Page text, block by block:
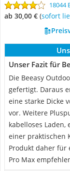
18044
ab 30,00 € ( Sofort
Unser Fazit für
Die Beeasy
gefertigt. Daraus
eine starke Dicke
vor. Weitere
kabelloses
einer praktischen
Produkt daher für
Pro Max